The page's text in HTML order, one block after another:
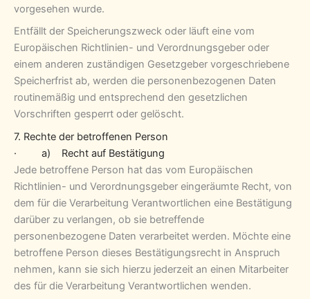
vorgesehen wurde.
Entfällt der Speicherungszweck oder läuft eine vom
Europäischen Richtlinien- und Verordnungsgeber oder
einem anderen zuständigen Gesetzgeber vorgeschriebene
Speicherfrist ab, werden die personenbezogenen Daten
routinemäßig und entsprechend den gesetzlichen
Vorschriften gesperrt oder gelöscht.
7. Rechte der betroffenen Person
· a) Recht auf Bestätigung
Jede betroffene Person hat das vom Europäischen
Richtlinien- und Verordnungsgeber eingeräumte Recht, von
dem für die Verarbeitung Verantwortlichen eine Bestätigung
darüber zu verlangen, ob sie betreffende
personenbezogene Daten verarbeitet werden. Möchte eine
betroffene Person dieses Bestätigungsrecht in Anspruch
nehmen, kann sie sich hierzu jederzeit an einen Mitarbeiter
des für die Verarbeitung Verantwortlichen wenden.